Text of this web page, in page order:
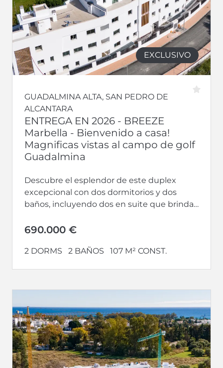
EXCLUSIVO
GUADALMINA ALTA, SAN PEDRO DE
ALCANTARA
ENTREGA EN 2026 - BREEZE
Marbella - Bienvenido a casa!
Magnificas vistas al campo de golf
Guadalmina
Descubre el esplendor de este duplex
excepcional con dos dormitorios y dos
baños, incluyendo dos en suite que brinda
690.000 €
2 DORMS 2 BAÑOS 107 M² CONST.